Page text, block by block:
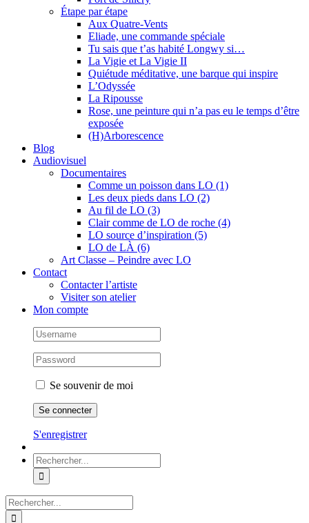
Étape par étape
Aux Quatre-Vents
Eliade, une commande spéciale
Tu sais que t’as habité Longwy si…
La Vigie et La Vigie II
Quiétude méditative, une barque qui inspire
L’Odyssée
La Ripousse
Rose, une peinture qui n’a pas eu le temps d’être
exposée
(H)Arborescence
Blog
Audiovisuel
Documentaires
Comme un poisson dans LO (1)
Les deux pieds dans LO (2)
Au fil de LO (3)
Clair comme de LO de roche (4)
LO source d’inspiration (5)
LO de LÀ (6)
Art Classe – Peindre avec LO
Contact
Contacter l’artiste
Visiter son atelier
Mon compte
Se souvenir de moi
S'enregistrer
Rechercher:
Rechercher: